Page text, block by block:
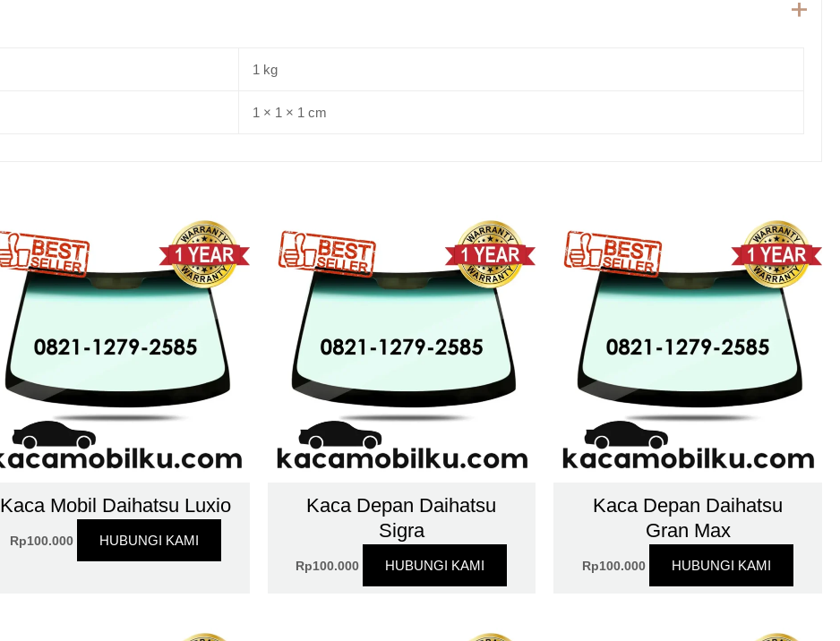
1 kg
1 × 1 × 1 cm
Kaca Mobil Daihatsu Luxio
Rp100.000 HUBUNGI KAMI
Kaca Depan Daihatsu
Sigra
Rp100.000 HUBUNGI KAMI
Kaca Depan Daihatsu
Gran Max
Rp100.000 HUBUNGI KAMI